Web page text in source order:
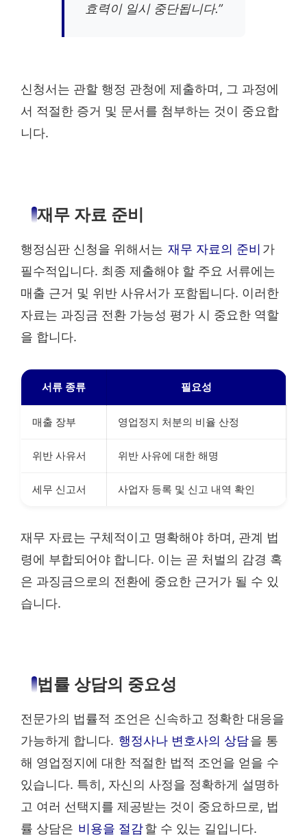
효력이 일시 중단됩니다.”
신청서는 관할 행정 관청에 제출하며, 그 과정에
서 적절한 증거 및 문서를 첨부하는 것이 중요합
니다.
재무 자료 준비
행정심판 신청을 위해서는 재무 자료의 준비 가
필수적입니다. 최종 제출해야 할 주요 서류에는
매출 근거 및 위반 사유서가 포함됩니다. 이러한
자료는 과징금 전환 가능성 평가 시 중요한 역할
을 합니다.
서류 종류 필요성
매출 장부 영업정지 처분의 비율 산정
위반 사유서 위반 사유에 대한 해명
세무 신고서 사업자 등록 및 신고 내역 확인
재무 자료는 구체적이고 명확해야 하며, 관계 법
령에 부합되어야 합니다. 이는 곧 처벌의 감경 혹
은 과징금으로의 전환에 중요한 근거가 될 수 있
습니다.
법률 상담의 중요성
전문가의 법률적 조언은 신속하고 정확한 대응을
가능하게 합니다. 행정사나 변호사의 상담을 통
해 영업정지에 대한 적절한 법적 조언을 얻을 수
있습니다. 특히, 자신의 사정을 정확하게 설명하
고 여러 선택지를 제공받는 것이 중요하므로, 법
률 상담은 비용을 절감할 수 있는 길입니다.